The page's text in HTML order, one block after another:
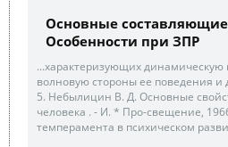
Основные
Особенности при ЗПР
...характеризующих
волновую стороны ее поведения и
5. Небылицин В. Д. Основные
человека . - И. * Про-свещение,
темперамента в психическом